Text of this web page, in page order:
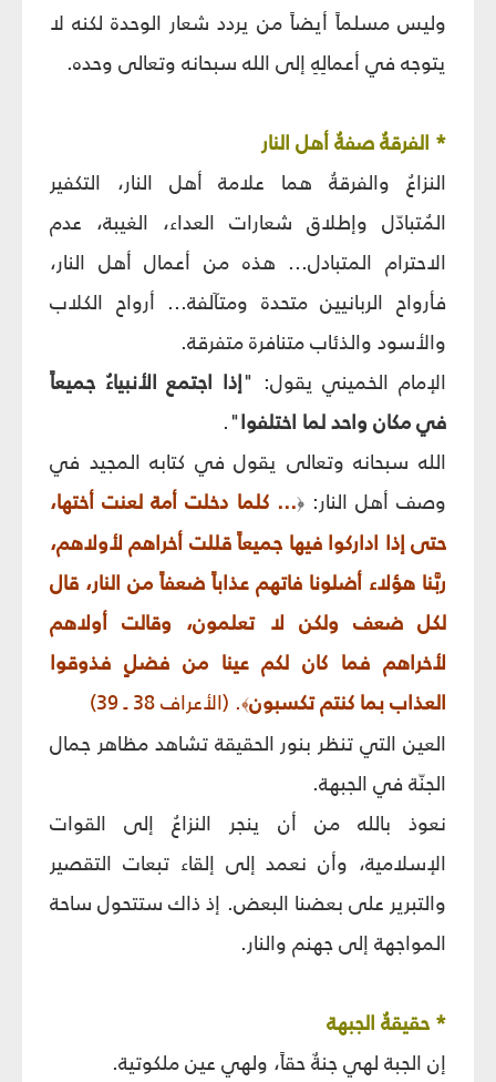
وليس مسلماً أيضاً من يردد شعار الوحدة لكنه لا
يتوجه في أعمالِهِ إلى الله سبحانه وتعالى وحده.
* الفرقةُ صفةُ أهل النار
النزاعُ والفرقةُ هما علامة أهل النار، التكفير
المُتبادّل وإطلاق شعارات العداء، الغيبة، عدم
الاحترام المتبادل... هذه من أعمال أهل النار،
فأرواح الربانيين متحدة ومتآلفة... أرواح الكلاب
والأسود والذئاب متنافرة متفرقة.
الإمام الخميني يقول: "إذا اجتمع الأنبياءُ جميعاً
في مكان واحد لما اختلفوا".
الله سبحانه وتعالى يقول في كتابه المجيد في
وصف أهل النار:﴿... كلما دخلت أمة لعنت أختها،
حتى إذا اداركوا فيها جميعاً قللت أخراهم لأولاهم،
ربَّنا هؤلاء أضلونا فاتهم عذاباً ضعفاً من النار، قال
لكل ضعف ولكن لا تعلمون، وقالت أولاهم
لأخراهم فما كان لكم عينا من فضلٍ فذوقوا
العذاب بما كنتم تكسبون﴾. (الأعراف 38 ـ 39)
العين التي تنظر بنور الحقيقة تشاهد مظاهر جمال
الجنّة في الجبهة.
نعوذ بالله من أن ينجر النزاعُ إلى القوات
الإسلامية، وأن نعمد إلى إلقاء تبعات التقصير
والتبرير على بعضنا البعض. إذ ذاك ستتحول ساحة
المواجهة إلى جهنم والنار.
* حقيقةُ الجبهة
إن الجبة لهي جنةٌ حقاً، ولهي عين ملكوتية.